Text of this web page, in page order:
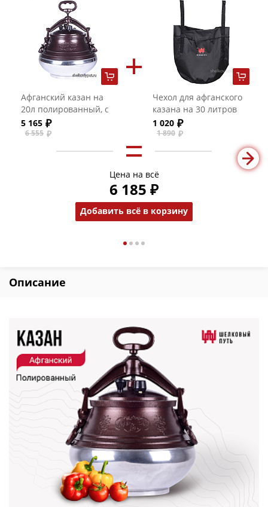
Афганский казан на
20л полированный, с
ручками
5 165
6 555
Чехол для афганского
казана на 30 литров
1 020
1 890
Цена на всё
6 185 ₽
Добавить всё в корзину
Описание